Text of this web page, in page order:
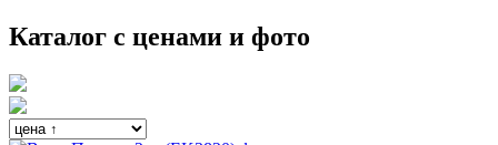
Каталог с ценами и фото